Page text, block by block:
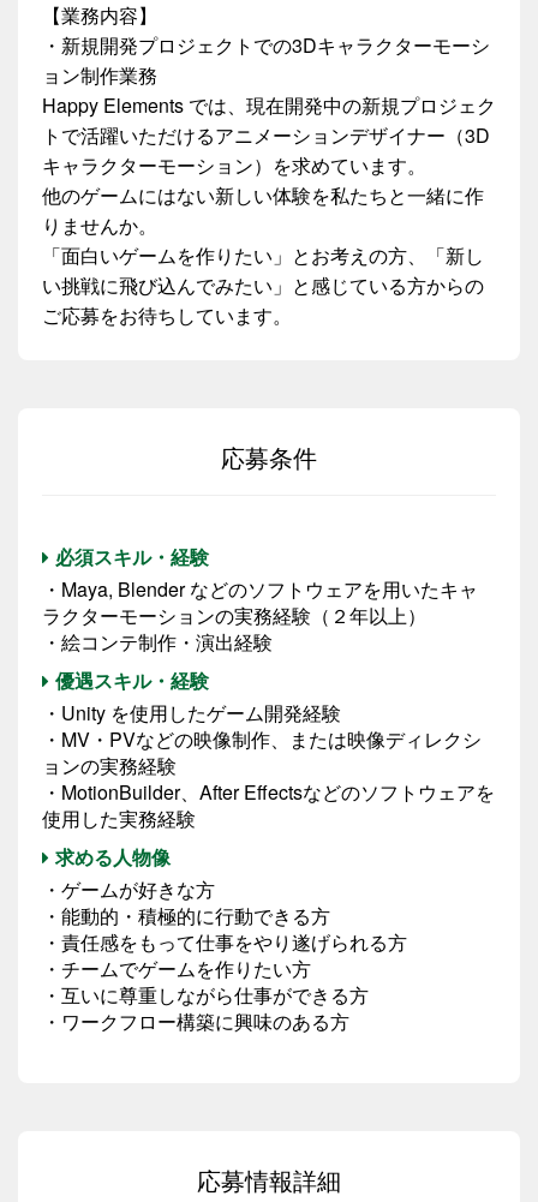
【業務内容】
・新規開発プロジェクトでの3Dキャラクターモーシ
ョン制作業務
Happy Elements では、現在開発中の新規プロジェク
トで活躍いただけるアニメーションデザイナー（3D
キャラクターモーション）を求めています。
他のゲームにはない新しい体験を私たちと一緒に作
りませんか。
「面白いゲームを作りたい」とお考えの方、「新し
い挑戦に飛び込んでみたい」と感じている方からの
ご応募をお待ちしています。
応募条件
必須スキル・経験
・Maya, Blender などのソフトウェアを用いたキャ
ラクターモーションの実務経験（２年以上）
・絵コンテ制作・演出経験
優遇スキル・経験
・Unity を使用したゲーム開発経験
・MV・PVなどの映像制作、または映像ディレクシ
ョンの実務経験
・MotionBuilder、After Effectsなどのソフトウェアを
使用した実務経験
求める人物像
・ゲームが好きな方
・能動的・積極的に行動できる方
・責任感をもって仕事をやり遂げられる方
・チームでゲームを作りたい方
・互いに尊重しながら仕事ができる方
・ワークフロー構築に興味のある方
応募情報詳細